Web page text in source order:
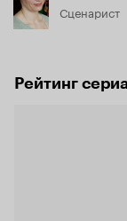
Сценарист
Рейтинг